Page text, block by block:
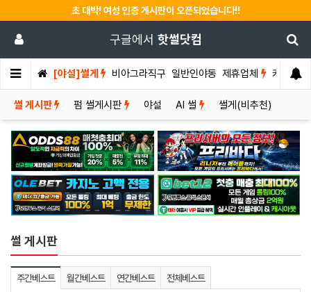
초 대박! 여성 인증 게시판이 오픈되었습니다!!
구글에서 핫썰닷컴
[야설]썰게 비아그라직구 일반인야동 제휴업체 커뮤니티
썰 게시판 펌 썰게시판 야설 AI 썰 썰게(비추천)
썰 게시판
주간베스트 월간베스트 연간베스트 전체베스트